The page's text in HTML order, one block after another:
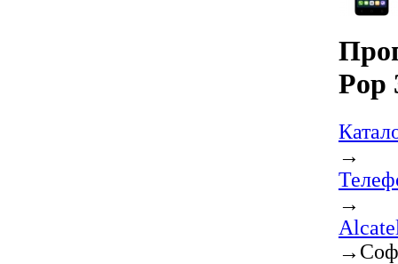
Pop
→
→
→